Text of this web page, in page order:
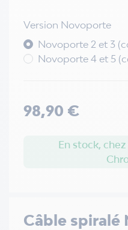
Câble spiralé
Version Novoporte
Novoporte 2 et 3
Novoporte 4 et 5
98,90 €
En stock,